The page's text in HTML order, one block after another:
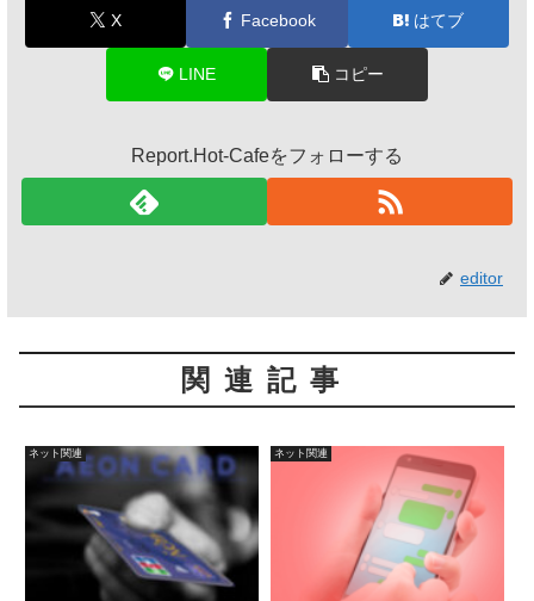
X Facebook はてブ
LINE コピー
Report.Hot-Cafeをフォローする
editor
関連記事
ネット関連 ネット関連